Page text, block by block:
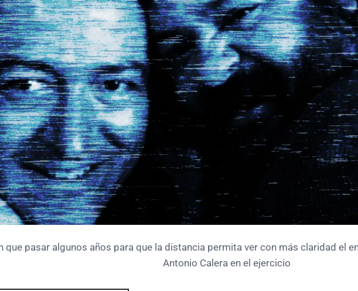
que pasar algunos años para que la distancia permita ver con más claridad el
Antonio Calera en el ejercicio